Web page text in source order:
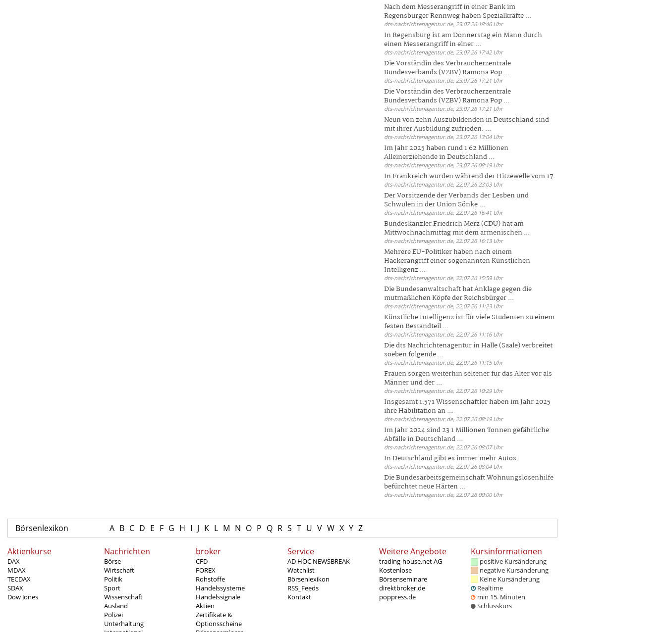
Nach dem Messerangriff in einer Bank im
Regensburger Rennweg haben Spezialkräfte ...
dts-nachrichtenagentur.de, 23.07.26 18:46 Uhr
In Regensburg ist am Donnerstag ein Mann durch
einen Messerangriff in einer ...
dts-nachrichtenagentur.de, 23.07.26 17:42 Uhr
Die Vorständin des Verbraucherzentrale
Bundesverbands (VZBV) Ramona Pop ...
dts-nachrichtenagentur.de, 23.07.26 17:21 Uhr
Die Vorständin des Verbraucherzentrale
Bundesverbands (VZBV) Ramona Pop ...
dts-nachrichtenagentur.de, 23.07.26 17:21 Uhr
Neun von zehn Auszubildenden in Deutschland sind
mit ihrer Ausbildung zufrieden. ...
dts-nachrichtenagentur.de, 23.07.26 13:04 Uhr
Im Jahr 2025 haben rund 1 62 Millionen
Alleinerziehende in Deutschland ...
dts-nachrichtenagentur.de, 23.07.26 08:19 Uhr
In Frankreich wurden während der Hitzewelle vom 17.
dts-nachrichtenagentur.de, 22.07.26 23:03 Uhr
Der Vorsitzende der Verbands der Lesben und
Schwulen in der Union Sönke ...
dts-nachrichtenagentur.de, 22.07.26 16:41 Uhr
Bundeskanzler Friedrich Merz (CDU) hat am
Mittwochnachmittag mit dem armenischen ...
dts-nachrichtenagentur.de, 22.07.26 16:13 Uhr
Mehrere EU-Politiker haben nach einem
Hackerangriff einer sogenannten Künstlichen
Intelligenz ...
dts-nachrichtenagentur.de, 22.07.26 15:59 Uhr
Die Bundesanwaltschaft hat Anklage gegen die
mutmaßlichen Köpfe der Reichsbürger ...
dts-nachrichtenagentur.de, 22.07.26 11:23 Uhr
Künstliche Intelligenz ist für viele Studenten zu einem
festen Bestandteil ...
dts-nachrichtenagentur.de, 22.07.26 11:16 Uhr
Die dts Nachrichtenagentur in Halle (Saale) verbreitet
soeben folgende ...
dts-nachrichtenagentur.de, 22.07.26 11:15 Uhr
Frauen sorgen weiterhin seltener für das Alter vor als
Männer und der ...
dts-nachrichtenagentur.de, 22.07.26 10:29 Uhr
Insgesamt 1.571 Wissenschaftler haben im Jahr 2025
ihre Habilitation an ...
dts-nachrichtenagentur.de, 22.07.26 08:19 Uhr
Im Jahr 2024 sind 23 1 Millionen Tonnen gefährliche
Abfälle in Deutschland ...
dts-nachrichtenagentur.de, 22.07.26 08:07 Uhr
In Deutschland gibt es immer mehr Autos.
dts-nachrichtenagentur.de, 22.07.26 08:04 Uhr
Die Bundesarbeitsgemeinschaft Wohnungslosenhilfe
befürchtet neue Härten ...
dts-nachrichtenagentur.de, 22.07.26 00:00 Uhr
Börsenlexikon A B C D E F G H I J K L M N O P Q R S T U V W X Y Z
Aktienkurse
DAX
MDAX
TECDAX
SDAX
Dow Jones
Nachrichten
Börse
Wirtschaft
Politik
Sport
Wissenschaft
Ausland
Polizei
Unterhaltung
broker
CFD
FOREX
Rohstoffe
Handelssysteme
Handelssignale
Aktien
Zertifikate &
Optionsscheine
Service
AD HOC NEWSBREAK
Watchlist
Börsenlexikon
RSS_Feeds
Kontakt
Weitere Angebote
trading-house.net AG
Kostenlose
Börsenseminare
direktbroker.de
poppress.de
Kursinformationen
positive Kursänderung
negative Kursänderung
Keine Kursänderung
Realtime
min 15. Minuten
Schlusskurs